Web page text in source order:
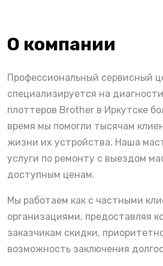
О компании
Профессиональный сервисный
специализируется на
плоттеров Brother в Иркутске
время мы помогли тысячам
жизни их устройства. Наша
услуги по ремонту с выездом
доступным ценам.
Мы работаем как с частными
организациями, предоставляя
заказчикам скидки,
возможность заключения